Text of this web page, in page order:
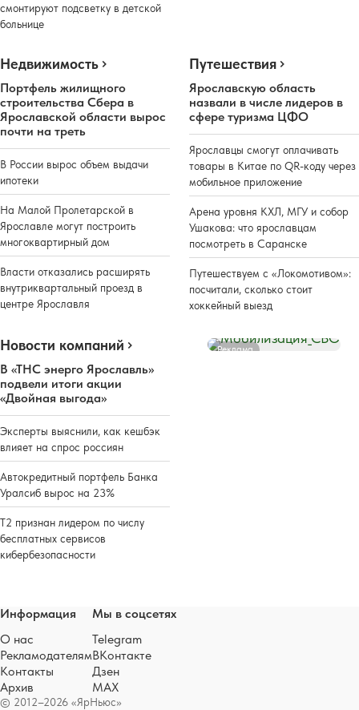
смонтируют подсветку в детской
больнице
Недвижимость
Портфель жилищного
строительства Сбера в
Ярославской области вырос
почти на треть
В России вырос объем выдачи
ипотеки
На Малой Пролетарской в
Ярославле могут построить
многоквартирный дом
Власти отказались расширять
внутриквартальный проезд в
центре Ярославля
Путешествия
Ярославскую область
назвали в числе лидеров в
сфере туризма ЦФО
Ярославцы смогут оплачивать
товары в Китае по QR-коду через
мобильное приложение
Арена уровня КХЛ, МГУ и собор
Ушакова: что ярославцам
посмотреть в Саранске
Путешествуем с «Локомотивом»:
посчитали, сколько стоит
хоккейный выезд
Новости компаний
В «ТНС энерго Ярославль»
подвели итоги акции
«Двойная выгода»
Эксперты выяснили, как кешбэк
влияет на спрос россиян
Автокредитный портфель Банка
Уралсиб вырос на 23%
Т2 признан лидером по числу
бесплатных сервисов
кибербезопасности
Реклама
© 2012–2026 «ЯрНьюс»
Информация
О нас
Рекламодателям
Контакты
Архив
Мы в соцсетях
Telegram
ВКонтакте
Дзен
MAX